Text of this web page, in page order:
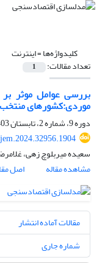
کلیدواژه‌ها =اینترنت
تعداد مقالات: 1
بررسی عوامل موثر
موردی:کشورهای
دوره 9، شماره 2، تابستان 1403، صفحه
سعیده میربلوچ زهی،
مشاهده مقاله
اصل
مقالات آماده انتشار
شماره جاری